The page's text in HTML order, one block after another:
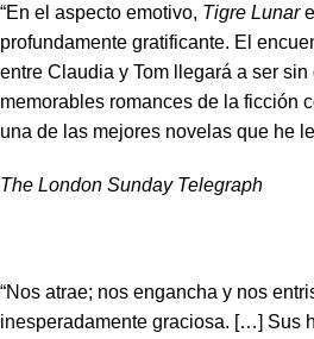
“En el aspecto emotivo, Tigre Lunar
profundamente gratificante. El
entre Claudia y Tom llegará a ser
memorables romances de la ficción
una de las mejores novelas que he
The London Sunday Telegraph
“Nos atrae; nos engancha y nos
inesperadamente graciosa. […] Sus